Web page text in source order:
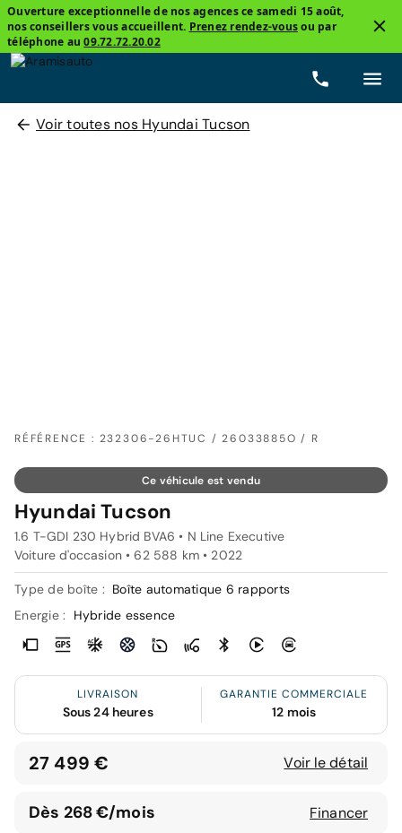
Ouverture exceptionnelle de nos agences ce samedi 15 août,
nos conseillers vous accueillent. Prenez rendez-vousou par
téléphone au09.72.72.20.02
Voir toutes nos Hyundai Tucson
RÉFÉRENCE : 232306-26HTUC / 26033885O / R
Ce véhicule est vendu
Hyundai Tucson
1.6 T-GDI 230 Hybrid BVA6 • N Line Executive
Voiture d'occasion • 62 588 km • 2022
Type de boîte : Boîte automatique 6 rapports
Energie :
Hybride essence
LIVRAISON
Sous 24 heures
GARANTIE COMMERCIALE
12 mois
27 499 € Voir le détail
Dès 268 €/mois Financer